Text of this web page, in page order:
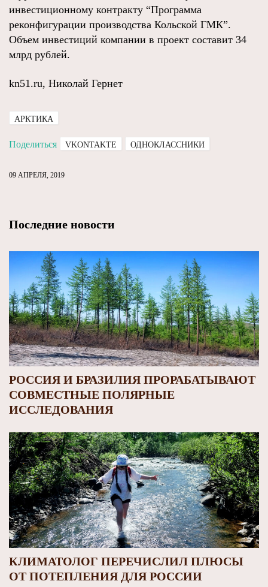
инвестиционному контракту “Программа
реконфигурации производства Кольской ГМК”.
Объем инвестиций компании в проект составит 34
млрд рублей.
kn51.ru, Николай Гернет
АРКТИКА
Поделиться VKONTAKTE ОДНОКЛАССНИКИ
09 АПРЕЛЯ, 2019
Последние новости
РОССИЯ И БРАЗИЛИЯ ПРОРАБАТЫВАЮТ
СОВМЕСТНЫЕ ПОЛЯРНЫЕ
ИССЛЕДОВАНИЯ
КЛИМАТОЛОГ ПЕРЕЧИСЛИЛ ПЛЮСЫ
ОТ ПОТЕПЛЕНИЯ ДЛЯ РОССИИ